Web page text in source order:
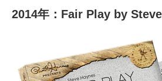
2014年：Fair Play by